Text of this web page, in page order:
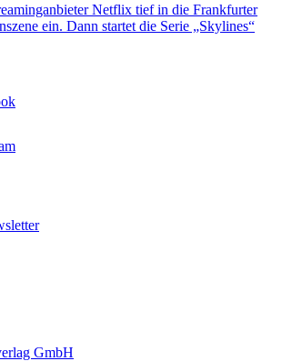
Netflix tief in die Frankfurter
ein. Dann startet die Serie „Skylines“
GmbH